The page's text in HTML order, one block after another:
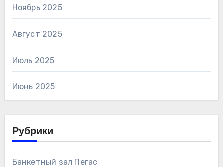
Ноябрь 2025
Август 2025
Июль 2025
Июнь 2025
Рубрики
Банкетный зал Пегас